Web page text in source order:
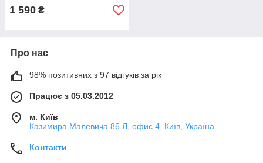
1 590 ₴
Про нас
98% позитивних з 97 відгуків за рік
Працює з 05.03.2012
м. Київ
Казимира Малевича 86 Л, офис 4, Київ, Україна
Контакти